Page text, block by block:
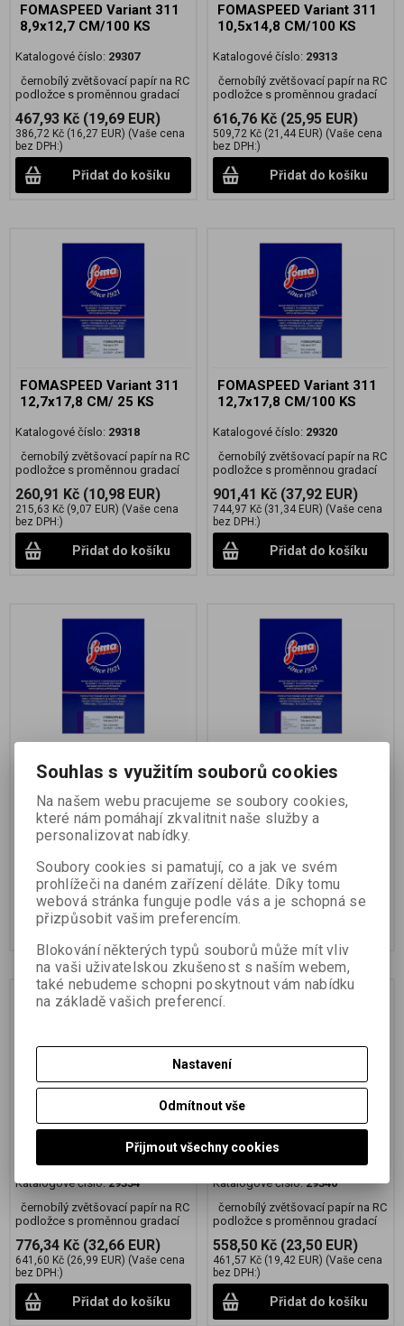
FOMASPEED Variant 311
8,9x12,7 CM/100 KS
Katalogové číslo: 29307
černobílý zvětšovací papír na RC
podložce s proměnnou gradací
467,93 Kč (19,69 EUR)
386,72 Kč (16,27 EUR) (Vaše cena
bez DPH:)
Přidat do košíku
FOMASPEED Variant 311
10,5x14,8 CM/100 KS
Katalogové číslo: 29313
černobílý zvětšovací papír na RC
podložce s proměnnou gradací
616,76 Kč (25,95 EUR)
509,72 Kč (21,44 EUR) (Vaše cena
bez DPH:)
Přidat do košíku
FOMASPEED Variant 311
12,7x17,8 CM/ 25 KS
Katalogové číslo: 29318
černobílý zvětšovací papír na RC
podložce s proměnnou gradací
260,91 Kč (10,98 EUR)
215,63 Kč (9,07 EUR) (Vaše cena
bez DPH:)
Přidat do košíku
FOMASPEED Variant 311
12,7x17,8 CM/100 KS
Katalogové číslo: 29320
černobílý zvětšovací papír na RC
podložce s proměnnou gradací
901,41 Kč (37,92 EUR)
744,97 Kč (31,34 EUR) (Vaše cena
bez DPH:)
Přidat do košíku
17,8x24 CM/10 KS
Katalogové číslo:29324
černobílý zvětšovací papír na RC
podložce s proměnnou gradací
237,20 Kč(9,98 EUR)
196,03 Kč (8,25 EUR) (Vaše cena
bez DPH:)
Přidat do košíku
FOMASPEED Variant 311
24x30,5 CM/10 KS
Katalogové číslo:29333
388,17 Kč (16,33 EUR)
320,80 Kč(13,50 EUR)(Vaše cena
bez DPH:)
FOMASPEED Variant 311
24x30,5 CM/25 KS
Katalogové číslo:29334
černobílý zvětšovací papír na RC
podložce s proměnnou gradací
776,34 Kč (32,66 EUR)
641,60 Kč (26,99 EUR) (Vaše cena
bez DPH:)
Přidat do košíku
FOMASPEED Variant 311
30,5x40,6 CM/10 KS
Katalogové číslo:29340
černobílý zvětšovací papír na RC
podložce s proměnnou gradací
558,50 Kč (23,50 EUR)
461,57 Kč (19,42 EUR) (Vaše cena
bez DPH:)
Přidat do košíku
Souhlas s využitím souborů cookies
Na našem webu pracujeme se soubory cookies,
které nám pomáhají zkvalitnit naše služby a
personalizovat nabídky.
Soubory cookies si pamatují, co a jak ve svém
prohlížeči na daném zařízení děláte. Díky tomu
webová stránka funguje podle vás a je schopná se
přizpůsobit vašim preferencím.
Blokování některých typů souborů může mít vliv
na vaši uživatelskou zkušenost s naším webem,
také nebudeme schopni poskytnout vám nabídku
na základě vašich preferencí.
Nastavení
Odmítnout vše
Přijmout všechny cookies